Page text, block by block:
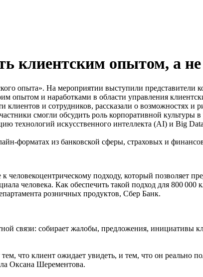
клиентским опытом, а
опыта». На мероприятии выступили
и наработками в области управления
и сотрудников, рассказали о возможностях и
смогли обсудить роль корпоративной культуры
технологий искусственного интеллекта (AI) и Big
форматах из банковской сферы, страховых и
человекоцентрическому подходу, который позволяет
человека. Как обеспечить такой подход для 800
розничных продуктов, Сбер Банк.
связи: собирает жалобы, предложения, инициативы
что клиент ожидает увидеть, и тем, что он реально
Оксана Шерементова.